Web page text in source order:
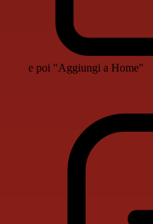
e poi "Aggiungi a Home"